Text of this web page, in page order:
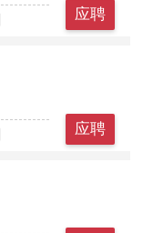
应聘
应聘